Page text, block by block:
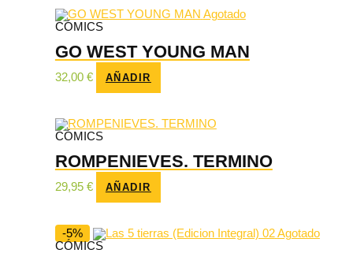
Agotado
CÓMICS
GO WEST YOUNG MAN
32,00 € AÑADIR
CÓMICS
ROMPENIEVES. TERMINO
29,95 € AÑADIR
-5%
Agotado
CÓMICS